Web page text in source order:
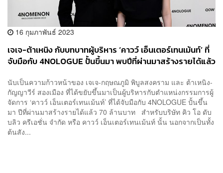
16 กุมภาพันธ์ 2023
เจเจ-ต้าเหนิง กับบทบาทผู้บริหาร ‘คาวว์ เอ็นเตอร์เทนเม้นท์’ ที่
จับมือกับ 4NOLOGUE ปั้นขึ้นมา พบปีที่ผ่านมาสร้างรายได้แล้ว
นับเป็นความก้าวหน้าของ เจเจ-กฤษณภูมิ พิบูลสงคราม และ ต้าเหนิง-
กัญญาวีร์ สองเมือง ที่ได้ขยับขึ้นมาเป็นผู้บริหารกับตำแหน่งกรรมการผู้
จัดการ ‘คาวว์ เอ็นเตอร์เทนเม้นท์’ ที่ได้จับมือกับ 4NOLOGUE ปั้นขึ้น
มา ปีที่ผ่านมาสร้างรายได้แล้ว 70 ล้านบาท สำหรับบริษัท คิว โอ ดับ
บลิว ครีเอชั่น จำกัด หรือ คาวว์ เอ็นเตอร์เทนเม้นท์ นั้น นอกจากเป็นทั้ง
ต้นสัง...